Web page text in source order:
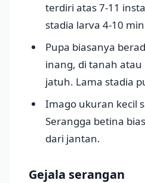
terdiri atas 7-11
stadia larva 4-10
Pupa biasanya
inang, di tanah
jatuh. Lama stadia
Imago ukuran kecil
Serangga betina
dari jantan.
Gejala serangan